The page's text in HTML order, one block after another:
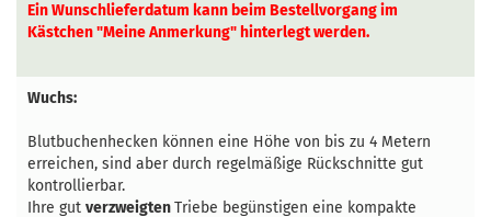
Ein Wunschlieferdatum kann beim Bestellvorgang im
Kästchen "Meine Anmerkung" hinterlegt werden.
Wuchs:
Blutbuchenhecken können eine Höhe von bis zu 4 Metern
erreichen, sind aber durch regelmäßige Rückschnitte gut
kontrollierbar.
Ihre gut verzweigtenTriebe begünstigen eine kompakte